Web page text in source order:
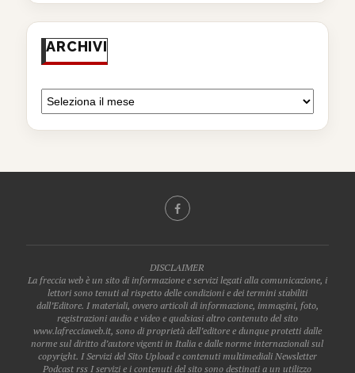
ARCHIVI
DISCLAIMER
La freccia web è un sito di informazione e servizi legati alla comunicazione, i
lettori sono tenuti al rispetto delle condizioni e dei termini stabiliti
dall’Editore. I materiali, ovvero articoli di informazione, immagini, foto,
registrazioni audio e video e qualsiasi altro contenuto del sito
www.lafrecciaweb.it, sono di proprietà dell’editore e dunque protetti dalle
norme sul diritto d’autore vigenti in Italia e dalle norme internazionali sul
copyright. I Servizi del Sito Upload e contenuti multimediali Newsletter
Podcast rss I servizi e i contenuti del sito sono destinati a un utilizzo